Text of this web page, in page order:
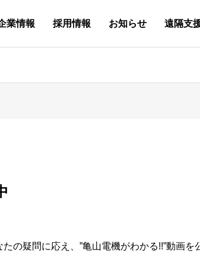
業情報 採用情報 お知らせ 遠隔支
技術人材 派遣 HP制作
.com .com
保有資格 品質・
持続可能な開発目標 代表ブ
Facebook Youtube
疑問に応え、”亀山電機がわかる!!”動画を